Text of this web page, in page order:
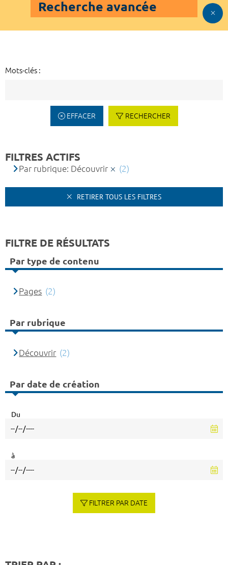
Recherche avancée
Mots-clés :
EFFACER RECHERCHER
FILTRES ACTIFS
Par rubrique: Découvrir (2)
RETIRER TOUS LES FILTRES
FILTRE DE RÉSULTATS
Par type de contenu
Pages (2)
Par rubrique
Découvrir (2)
Par date de création
Du
à
FILTRER PAR DATE